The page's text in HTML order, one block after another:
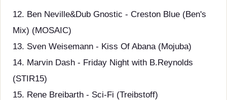
12. Ben Neville&Dub Gnostic - Creston Blue (Ben's
Mix) (MOSAIC)
13. Sven Weisemann - Kiss Of Abana (Mojuba)
14. Marvin Dash - Friday Night with B.Reynolds
(STIR15)
15. Rene Breibarth - Sci-Fi (Treibstoff)